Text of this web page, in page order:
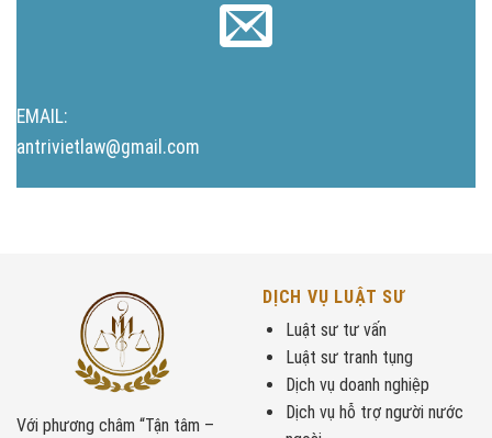
EMAIL:
antrivietlaw@gmail.com
Với phương châm “Tận tâm –
DỊCH VỤ LUẬT SƯ
Luật sư tư vấn
Luật sư tranh tụng
Dịch vụ doanh nghiệp
Dịch vụ hỗ trợ người nước